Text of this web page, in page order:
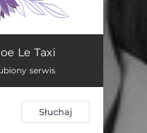
Le Taxi
serwis
Słuchaj